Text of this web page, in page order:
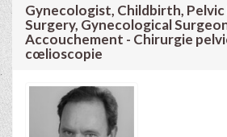
Gynecologist, Childbirth,
Surgery, Gynecological
Accouchement - Chirurgie
cœlioscopie